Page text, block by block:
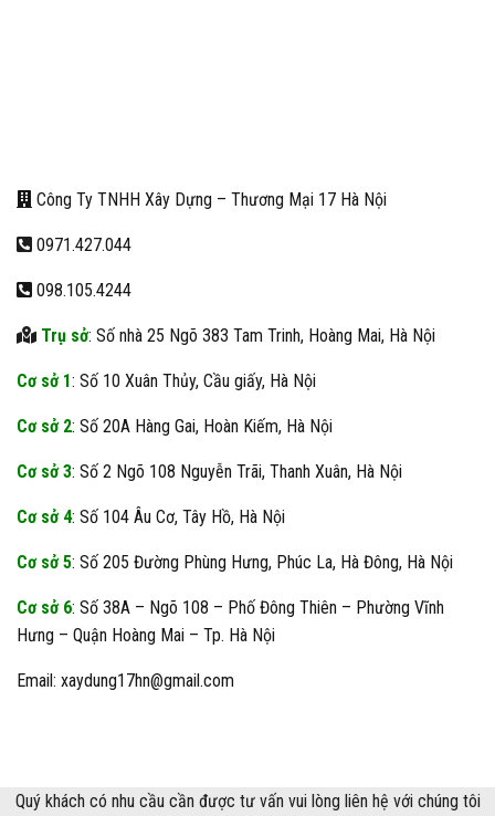
Công Ty TNHH Xây Dựng – Thương Mại 17 Hà Nội
0971.427.044
098.105.4244
Trụ sở: Số nhà 25 Ngõ 383 Tam Trinh, Hoàng Mai, Hà Nội
Cơ sở 1: Số 10 Xuân Thủy, Cầu giấy, Hà Nội
Cơ sở 2: Số 20A Hàng Gai, Hoàn Kiếm, Hà Nội
Cơ sở 3: Số 2 Ngõ 108 Nguyễn Trãi, Thanh Xuân, Hà Nội
Cơ sở 4: Số 104 Âu Cơ, Tây Hồ, Hà Nội
Cơ sở 5: Số 205 Đường Phùng Hưng, Phúc La, Hà Đông, Hà Nội
Cơ sở 6: Số 38A – Ngõ 108 – Phố Đông Thiên – Phường Vĩnh
Hưng – Quận Hoàng Mai – Tp. Hà Nội
Email: xaydung17hn@gmail.com
Quý khách có nhu cầu cần được tư vấn vui lòng liên hệ với chúng tôi